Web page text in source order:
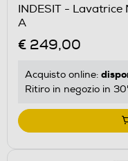
INDESIT - Lavatrice
A
€ 249,00
Acquisto online:
Ritiro in negozio in